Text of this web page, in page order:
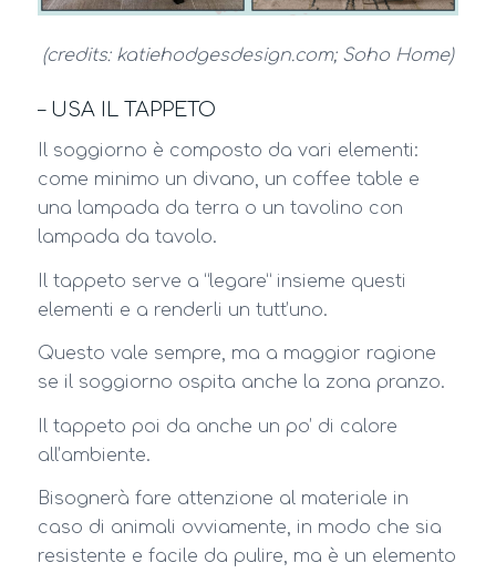
(credits: katiehodgesdesign.com; Soho Home)
– USA IL TAPPETO
Il soggiorno è composto da vari elementi:
come minimo un divano, un coffee table e
una lampada da terra o un tavolino con
lampada da tavolo.
Il tappeto serve a “legare” insieme questi
elementi e a renderli un tutt’uno.
Questo vale sempre, ma a maggior ragione
se il soggiorno ospita anche la zona pranzo.
Il tappeto poi da anche un po’ di calore
all’ambiente.
Bisognerà fare attenzione al materiale in
caso di animali ovviamente, in modo che sia
resistente e facile da pulire, ma è un elemento